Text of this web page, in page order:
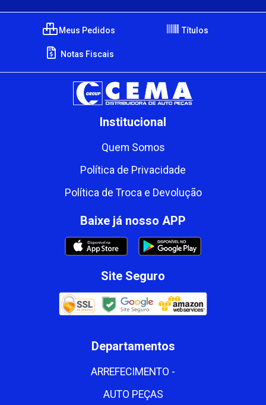
Meus Pedidos Títulos
Notas Fiscais
Institucional
Quem Somos
Política de Privacidade
Política de Troca e Devolução
Baixe já nosso APP
Site Seguro
Departamentos
ARREFECIMENTO -
AUTO PEÇAS